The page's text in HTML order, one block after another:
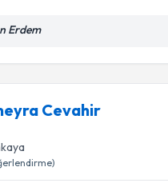
Erdem
Cevahir